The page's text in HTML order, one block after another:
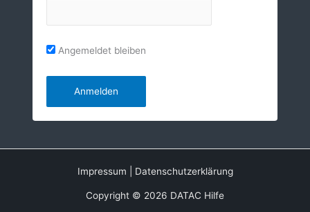
Angemeldet bleiben
Impressum Datenschutzerklärung
Copyright © 2026 DATAC Hilfe